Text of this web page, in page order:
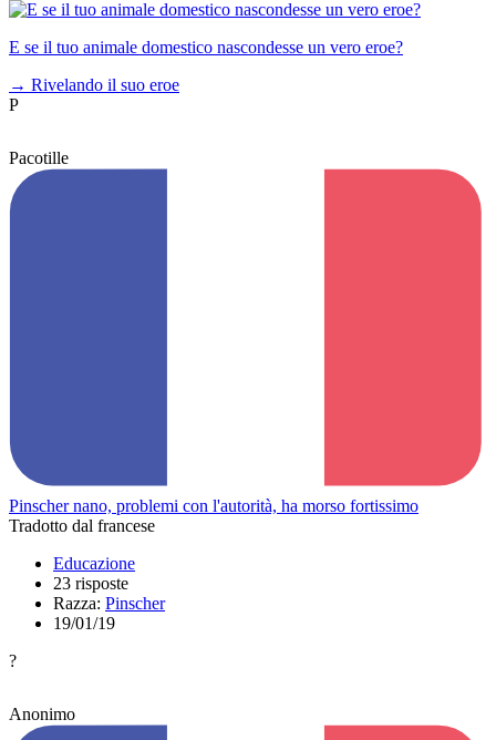
E se il tuo animale domestico nascondesse un vero eroe?
→ Rivelando il suo eroe
P
Pacotille
Pinscher nano, problemi con l'autorità, ha morso fortissimo
Tradotto dal francese
Educazione
23 risposte
Razza: Pinscher
19/01/19
?
Anonimo